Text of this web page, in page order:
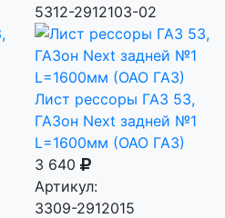
5312-2912103-02
Лист рессоры ГАЗ 53,
ГАЗон Next задней №1
L=1600мм (ОАО ГАЗ)
3 640
Артикул:
3309-2912015